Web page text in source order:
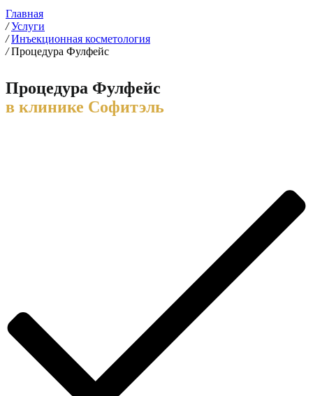
Главная
/ Услуги
/ Инъекционная косметология
/ Процедура Фулфейс
Процедура Фулфейс
в клинике Софитэль